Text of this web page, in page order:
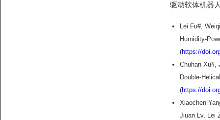
驱动软体机器
Lei Fu#,
Humidity-
(https://
Chuhan Xu#,
Double-
(https://
Xiaochen
Jiuan Lv, Lei